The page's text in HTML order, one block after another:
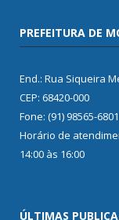
PREFEITURA DE
End.: Rua Siqueira
CEP: 68420-000
Fone: (91) 98565-6801
Horário de
14:00 às 16:00
ÚLTIMAS